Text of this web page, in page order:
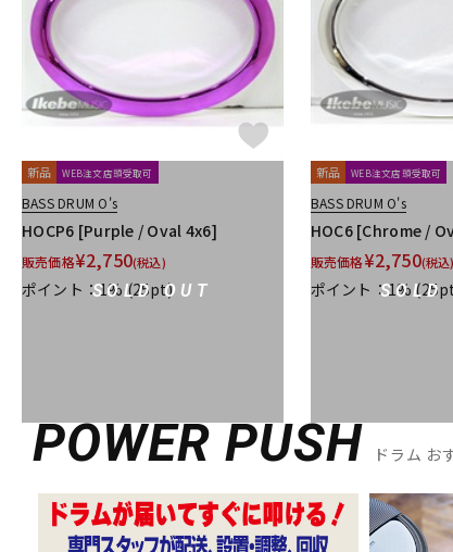
SOLD OUT
新品 WEB注文店頭受取可
BASS DRUM O's
HOCP6 [Purple / Oval 4x6]
販売価格¥2,750(税込)
ポイント：1%(25pt) SOLD
新品 WEB注文店頭受取可
BASS DRUM O's
HOC6 [Chrome /
販売価格¥2,750(税込)
ポイント：1%
POWER PUSH ドラム お